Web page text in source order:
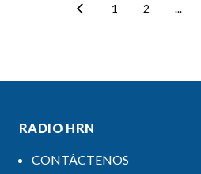
1 2 ...
RADIO HRN
CONTÁCTENOS